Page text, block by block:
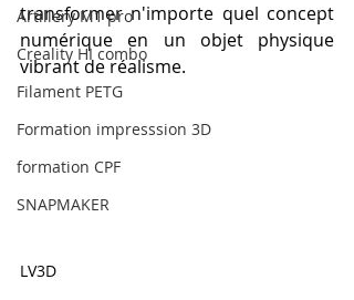
Artillery M1 pro
Creality HI combo
Filament PETG
Formation impresssion 3D
formation CPF
SNAPMAKER
transformer n'importe quel concept
numérique en un objet physique
vibrant de réalisme.
LV3D